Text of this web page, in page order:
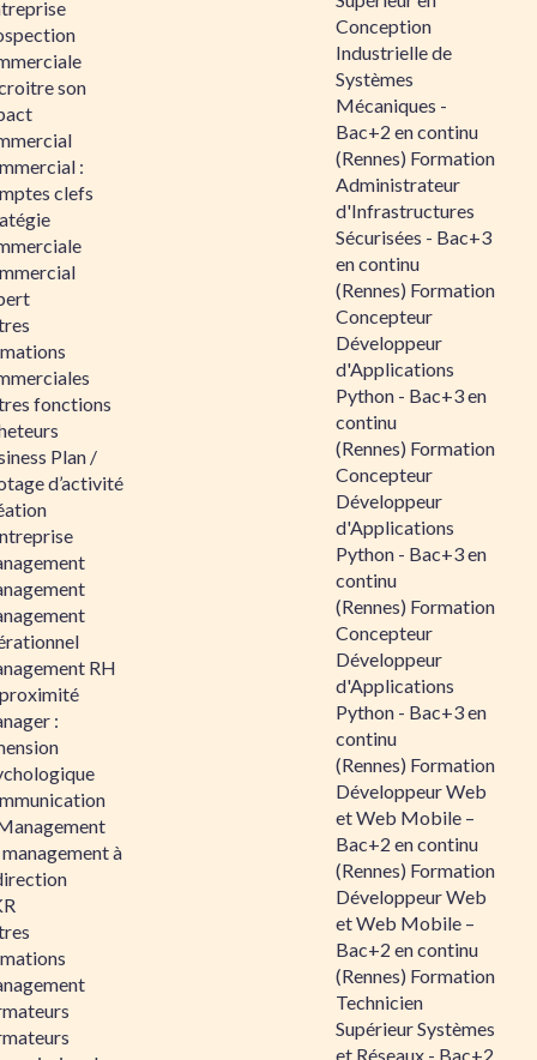
son
:
clefs
fonctions
Plan /
d’activité
RH
:
à
Conception
Industrielle de
Systèmes
Mécaniques -
Bac+2 en continu
(Rennes) Formation
Administrateur
d'Infrastructures
Sécurisées - Bac+3
en continu
(Rennes) Formation
Concepteur
Développeur
d'Applications
Python - Bac+3 en
continu
(Rennes) Formation
Concepteur
Développeur
d'Applications
Python - Bac+3 en
continu
(Rennes) Formation
Concepteur
Développeur
d'Applications
Python - Bac+3 en
continu
(Rennes) Formation
Développeur Web
et Web Mobile –
Bac+2 en continu
(Rennes) Formation
Développeur Web
et Web Mobile –
Bac+2 en continu
(Rennes) Formation
Technicien
Supérieur Systèmes
et Réseaux - Bac+2